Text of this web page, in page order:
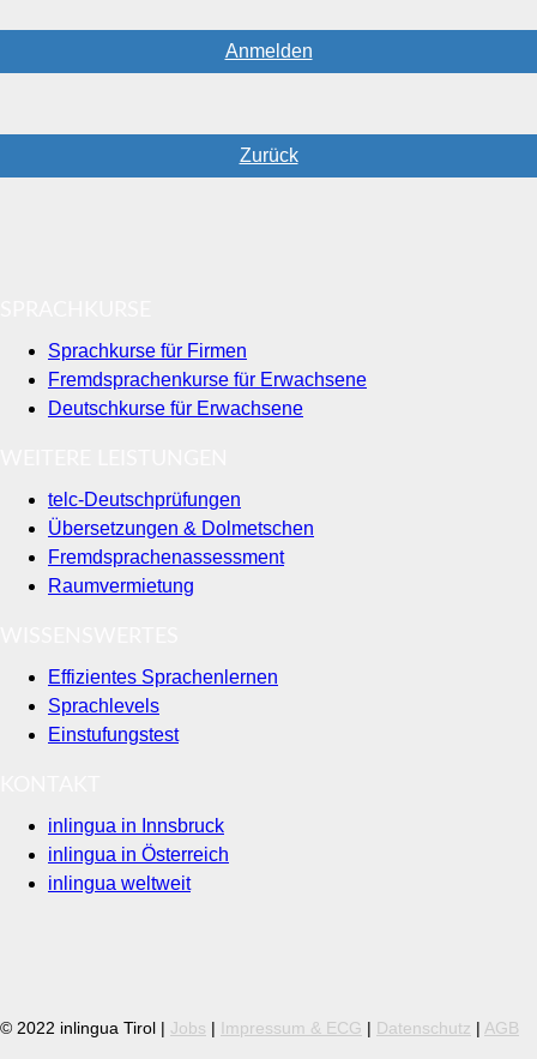
Anmelden
Zurück
Sprachkurse für Firmen
Fremdsprachenkurse für Erwachsene
Deutschkurse für Erwachsene
telc-Deutschprüfungen
Übersetzungen & Dolmetschen
Fremdsprachenassessment
Raumvermietung
Effizientes Sprachenlernen
Sprachlevels
Einstufungstest
inlingua in Innsbruck
inlingua in Österreich
inlingua weltweit
© 2022 inlingua Tirol | Jobs | Impressum & ECG | Datenschutz | AGB